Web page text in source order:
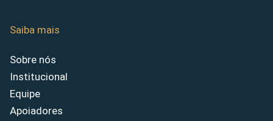
Saiba mais
Sobre nós
Institucional
Equipe
Apoiadores